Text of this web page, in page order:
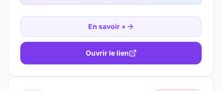
En savoir +
Ouvrir le lien